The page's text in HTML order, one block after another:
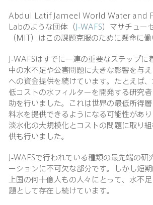
Abdul Latif Jameel World Water and
Labのような団体（J-WAFS）マサチュー
（MIT）はこの課題克服のために懸命に働
J-WAFSはすでに一連の重要なステップに
中の水不足や公害問題に大きな影響を与
への資金提供を続けています。たとえば
低コストの水フィルターを開発する研究
助を行いました。これは世界の最低所得
料水を提供できるようになる可能性があ
淡水化の大規模化とコストの問題に取り
供も行いました。
J-WAFSで行われている種類の最先端の研
ーションに不可欠な部分です。しかし短
上国の何十億人もの人々にとって、水不
題として存在し続けています。